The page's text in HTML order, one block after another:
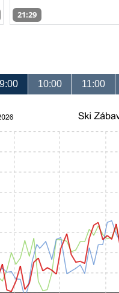
21:29
10:00 11:00